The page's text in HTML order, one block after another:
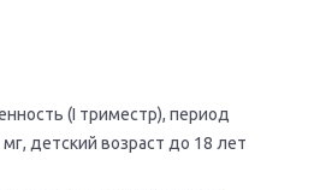
(I триместр), период
детский возраст до 18 лет